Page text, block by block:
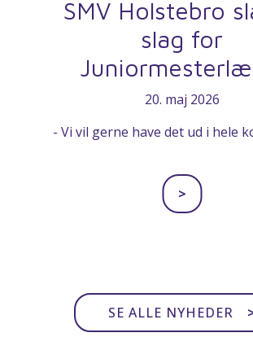
SMV Holstebro
slag for
20. maj 2026
- Vi vil gerne have det ud i hele
>
SE ALLE NYHEDER